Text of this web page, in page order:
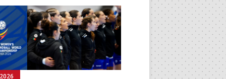
05.08.2026
Seguinte